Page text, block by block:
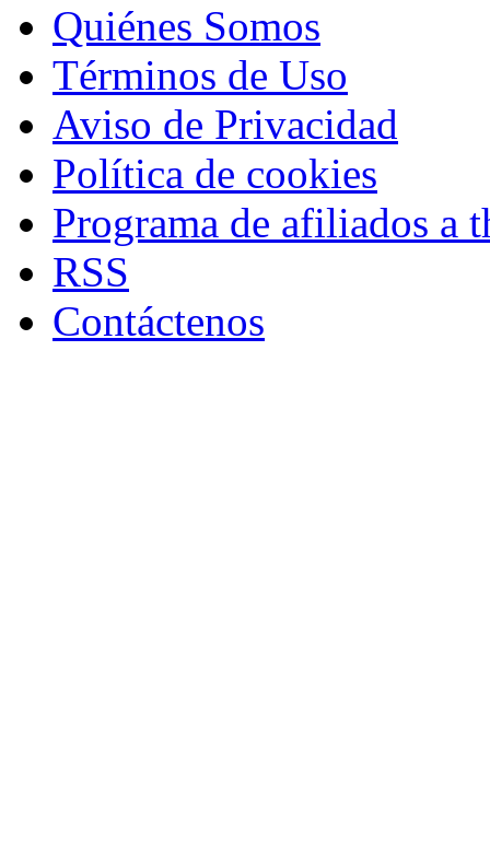
Quiénes Somos
Términos de Uso
Aviso de Privacidad
Política de cookies
Programa de afiliados a
RSS
Contáctenos